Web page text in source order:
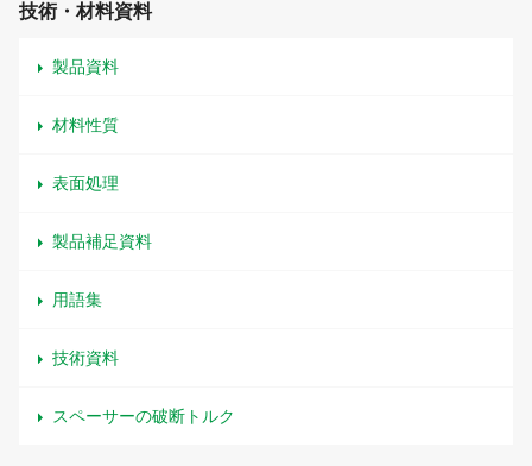
技術・材料資料
製品資料
材料性質
表面処理
製品補足資料
用語集
技術資料
スペーサーの破断トルク